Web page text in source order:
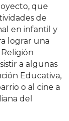
que
de
en infantil y
lograr una
a algunas
Educativa,
o al cine a
del